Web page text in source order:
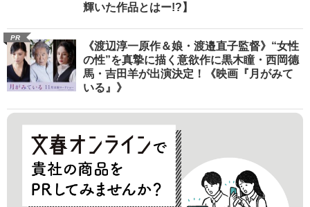
輝いた作品とはー!?】
PR
《渡辺淳一原作＆娘・渡邉直子監督》“女性
の性”を真摯に描く意欲作に黒木瞳・西岡德
馬・吉田羊が出演決定！《映画『月がみて
いる』》